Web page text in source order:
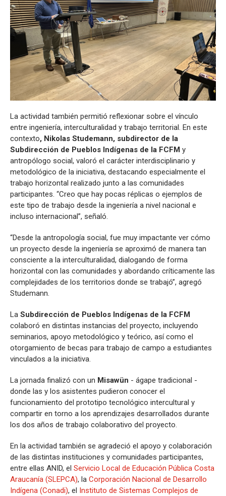
La actividad también permitió reflexionar sobre el vínculo
entre ingeniería, interculturalidad y trabajo territorial. En este
contexto, Nikolas Studemann, subdirector de la
Subdirección de Pueblos Indígenas de la FCFM y
antropólogo social, valoró el carácter interdisciplinario y
metodológico de la iniciativa, destacando especialmente el
trabajo horizontal realizado junto a las comunidades
participantes. “Creo que hay pocas réplicas o ejemplos de
este tipo de trabajo desde la ingeniería a nivel nacional e
incluso internacional”, señaló.
“Desde la antropología social, fue muy impactante ver cómo
un proyecto desde la ingeniería se aproximó de manera tan
consciente a la interculturalidad, dialogando de forma
horizontal con las comunidades y abordando críticamente las
complejidades de los territorios donde se trabajó”, agregó
Studemann.
La Subdirección de Pueblos Indígenas de la FCFM
colaboró en distintas instancias del proyecto, incluyendo
seminarios, apoyo metodológico y teórico, así como el
otorgamiento de becas para trabajo de campo a estudiantes
vinculados a la iniciativa.
La jornada finalizó con un Misawün - ágape tradicional -
donde las y los asistentes pudieron conocer el
funcionamiento del prototipo tecnológico intercultural y
compartir en torno a los aprendizajes desarrollados durante
los dos años de trabajo colaborativo del proyecto.
En la actividad también se agradeció el apoyo y colaboración
de las distintas instituciones y comunidades participantes,
entre ellas ANID, el Servicio Local de Educación Pública Costa
Araucanía (SLEPCA), la Corporación Nacional de Desarrollo
Indígena (Conadi), el Instituto de Sistemas Complejos de